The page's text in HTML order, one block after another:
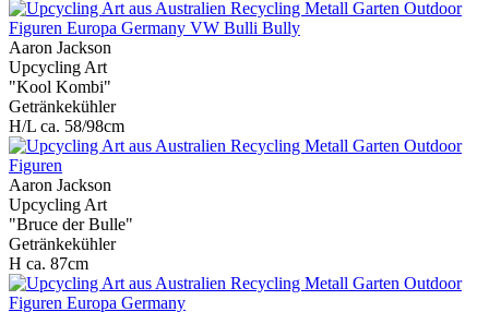
Aaron Jackson
Upcycling Art
"Kool Kombi"
Getränkekühler
H/L ca. 58/98cm
Aaron Jackson
Upcycling Art
"Bruce der Bulle"
Getränkekühler
H ca. 87cm